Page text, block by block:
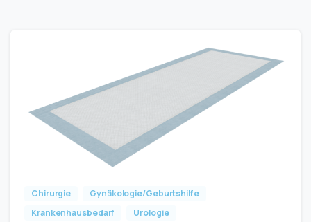
Chirurgie
Gynäkologie/Geburtshilfe
Krankenhausbedarf
Urologie